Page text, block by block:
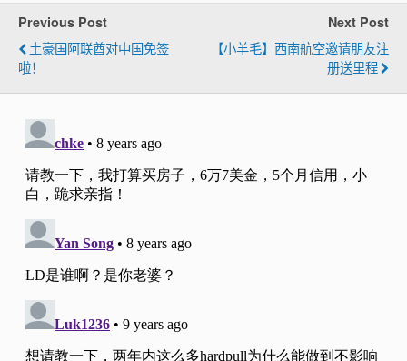
Previous Post
土豪国阿联酋对中国免签
啦！
Next Post
【小羊毛】西南航空邀请朋友注
册送里程